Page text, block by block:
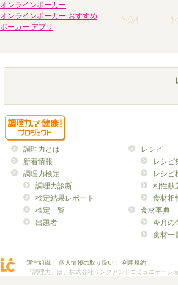
オンラインポーカー
オンラインポーカー おすすめ
ポーカー アプリ
調理力とは
新着情報
調理力検定
調理力診断
検定結果レポート
検定一覧
出題者
レシピ
レシピ
レシピ
相性献
食材相
食材事典
今月の
食材一
運営組織 個人情報の取り扱い
利用規約
「調理力」は、株式会社リンクアンドコミュニケーシ